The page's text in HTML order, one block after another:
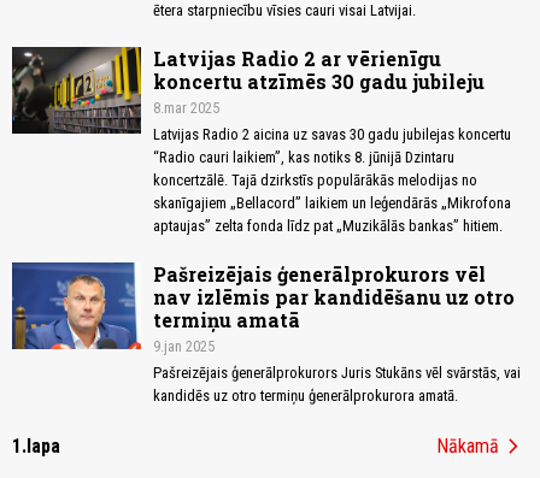
ētera starpniecību vīsies cauri visai Latvijai.
Latvijas Radio 2 ar vērienīgu
koncertu atzīmēs 30 gadu jubileju
8.mar 2025
Latvijas Radio 2 aicina uz savas 30 gadu jubilejas koncertu
“Radio cauri laikiem”, kas notiks 8. jūnijā Dzintaru
koncertzālē. Tajā dzirkstīs populārākās melodijas no
skanīgajiem „Bellacord” laikiem un leģendārās „Mikrofona
aptaujas” zelta fonda līdz pat „Muzikālās bankas” hitiem.
Pašreizējais ģenerālprokurors vēl
nav izlēmis par kandidēšanu uz otro
termiņu amatā
9.jan 2025
Pašreizējais ģenerālprokurors Juris Stukāns vēl svārstās, vai
kandidēs uz otro termiņu ģenerālprokurora amatā.
1.lapa Nākamā chevron_right